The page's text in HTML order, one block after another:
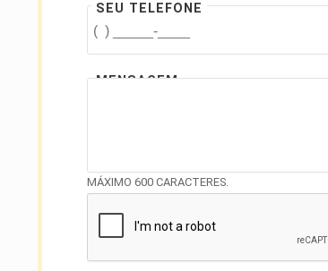
SEU TELEFONE
MENSAGEM
MÁXIMO 600 CARACTERES.